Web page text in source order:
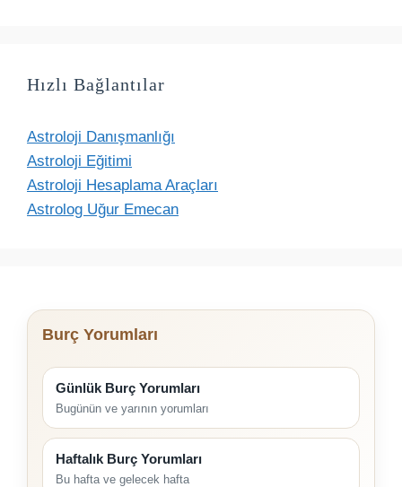
Hızlı Bağlantılar
Astroloji Danışmanlığı
Astroloji Eğitimi
Astroloji Hesaplama Araçları
Astrolog Uğur Emecan
Burç Yorumları
Günlük Burç Yorumları
Bugünün ve yarının yorumları
Haftalık Burç Yorumları
Bu hafta ve gelecek hafta